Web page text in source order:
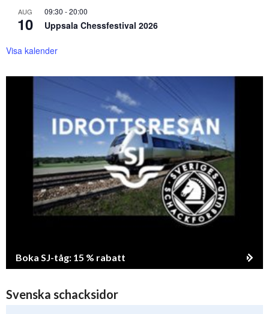
AUG
10
09:30 -20:00
Uppsala Chessfestival 2026
Visa kalender
Boka SJ-tåg: 15 % rabatt
Svenska schacksidor